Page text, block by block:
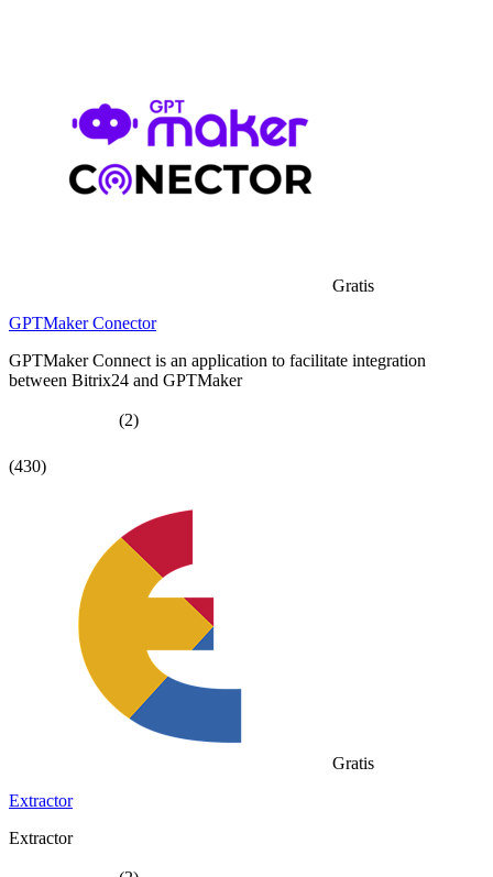
Gratis
GPTMaker Conector
GPTMaker Connect is an application to facilitate integration
between Bitrix24 and GPTMaker
(2)
(430)
Gratis
Extractor
Extractor